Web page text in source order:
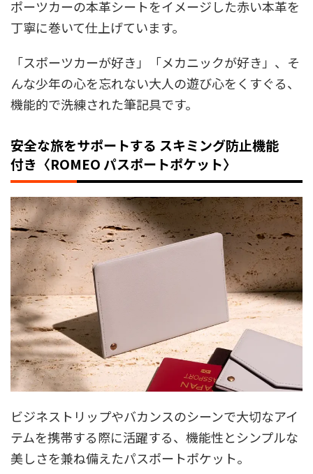
ポーツカーの本革シートをイメージした赤い本革を
丁寧に巻いて仕上げています。
「スポーツカーが好き」「メカニックが好き」、そ
んな少年の心を忘れない大人の遊び心をくすぐる、
機能的で洗練された筆記具です。
安全な旅をサポートする スキミング防止機能
付き〈ROMEO パスポートポケット〉
ビジネストリップやバカンスのシーンで大切なアイ
テムを携帯する際に活躍する、機能性とシンプルな
美しさを兼ね備えたパスポートポケット。